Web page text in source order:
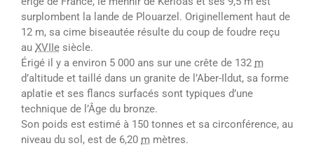
surplombent la lande de Plouarzel. Originellement haut de
12 m, sa cime biseautée résulte du coup de foudre reçu
au XVIIe siècle.
Érigé il y a environ 5 000 ans sur une crête de 132 m
d’altitude et taillé dans un granite de l’Aber-Ildut, sa forme
aplatie et ses flancs surfacés sont typiques d’une
technique de l’Âge du bronze.
Son poids est estimé à 150 tonnes et sa circonférence, au
niveau du sol, est de 6,20 m mètres.